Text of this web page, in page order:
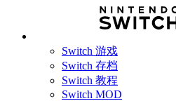
Switch 游戏
Switch 存档
Switch 教程
Switch MOD